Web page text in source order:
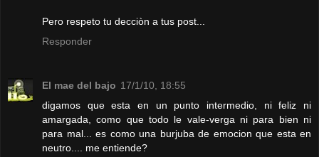
Pero respeto tu decciòn a tus post...
Responder
El mae del bajo 17/1/10, 18:55
digamos que esta en un punto intermedio, ni feliz ni
amargada, como que todo le vale-verga ni para bien ni
para mal... es como una burjuba de emocion que esta en
neutro.... me entiende?